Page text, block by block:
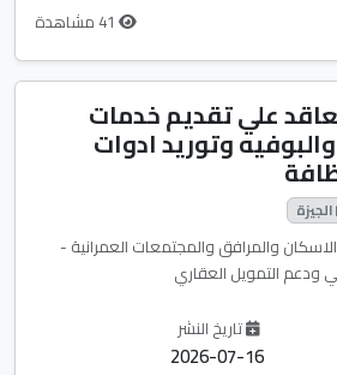
علي تقديم خدمات
وتوريد ادوات
الجيزة
الاسكان والمرافق والمجتمعات العمرانية -
ودعم التمويل العقاري
تاريخ النشر
2026-07-16